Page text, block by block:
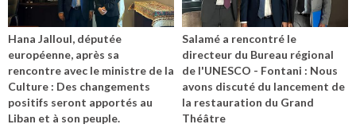
Hana Jalloul, députée
européenne, après sa
rencontre avec le ministre de la
Culture : Des changements
positifs seront apportés au
Liban et à son peuple.
Salamé a rencontré le
directeur du Bureau régional
de l'UNESCO - Fontani : Nous
avons discuté du lancement de
la restauration du Grand
Théâtre